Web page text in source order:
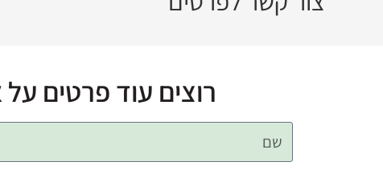
רוצים עוד פרטים